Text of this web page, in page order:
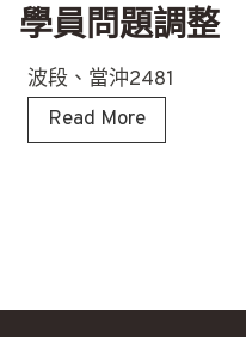
學員問題調整
波段、當沖2481
Read More學
員